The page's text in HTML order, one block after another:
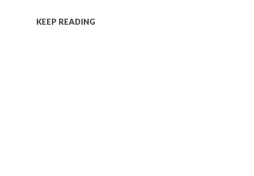
KEEP READING